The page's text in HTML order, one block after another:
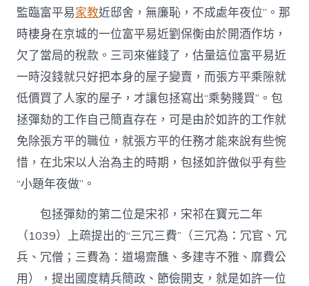
監臨富平易家教近邸舍，無廉恥，不成處年夜位”。那
時棲身在京城的一位富平易近劉保衡由於開酒作坊，
欠了當局的稅款。三司來催錢了，估量這位富平易近
一時沒錢就只好把本身的屋子變賣，而張方平乘隙就
低價買了人家的屋子，才讓包拯寫出“乘勢賤買”。包
拯彈劾的工作自己簡直存在，可是由於如許的工作就
免除張方平的職位，就張方平的任務才能來說有些惋
惜，在北宋以人治為主的時期，包拯如許做似乎有些
“小題年夜做”。
包拯彈劾的第二位是宋祁，宋祁在寶元二年
（1039）上疏提出的“三冗三費”（三冗為：冗官、冗
兵、冗僧；三費為：道場齋醮、多建寺不雅、靡費公
用），提出國度精兵簡政、節儉開支，就是如許一位